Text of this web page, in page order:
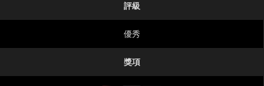
評級
優秀
獎項